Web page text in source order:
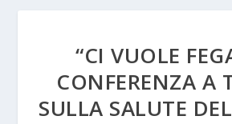
“CI VUOLE
CONFERENZA A
SULLA SALUTE